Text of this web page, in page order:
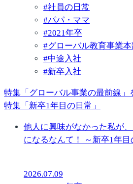
#社員の日常
#パパ・ママ
#2021年卒
#グローバル教育事業本
#中途入社
#新卒入社
特集「グローバル事業の最前線」
特集「新卒1年目の日常」
他人に興味がなかった私が
になるなんて！ ～新卒1年目
2026.07.09